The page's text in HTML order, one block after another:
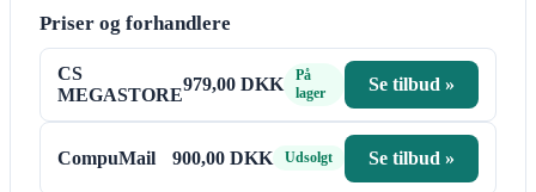
Priser og forhandlere
CS
MEGASTORE
979,00 DKK
På
lager
Se tilbud »
CompuMail 900,00 DKK Udsolgt Se tilbud »